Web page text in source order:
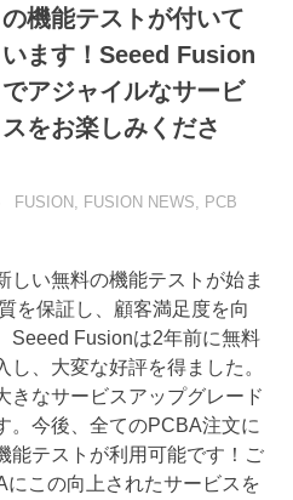
の機能テストが付いて
います！Seeed Fusion
でアジャイルなサービ
スをお楽しみくださ
FUSION, FUSION NEWS
PCB
しい無料の機能テストが始ま
を保証し、顧客満足度を向
Seeed Fusionは2年前に無料
、大変な好評を得ました。
きなサービスアップグレード
。今後、全てのPCBA注文に
能テストが利用可能です！ご
この向上されたサービスを